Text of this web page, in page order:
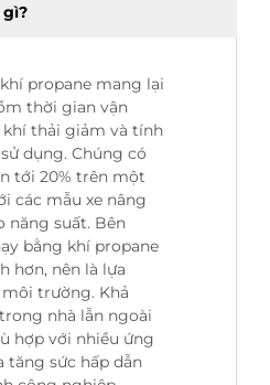
propane mang lại
thời gian vận
khí thải giảm và tính
dụng. Chúng có
tới 20% trên một
các mẫu xe nâng
năng suất. Bên
bằng khí propane
hơn, nên là lựa
trường. Khả
nhà lẫn ngoài
hợp với nhiều ứng
tăng sức hấp dẫn